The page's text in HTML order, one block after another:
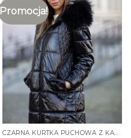
Promocja!
CZARNA KURTKA PUCHOWA Z KAPTUREM